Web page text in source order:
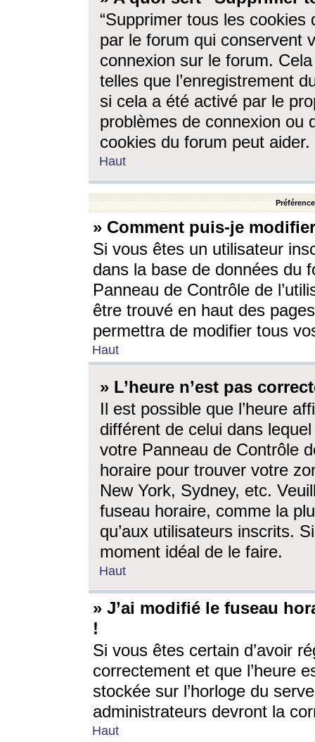
“Supprimer tous les cookies
par le forum qui conservent
connexion sur le forum.
telles que l’enregistrement
si cela a été activé par le
problèmes de connexion ou
cookies du forum peut aider.
Haut
» Comment puis-je
Si vous êtes un utilisateur
dans la base de données du
Panneau de Contrôle de
être trouvé en haut des
permettra de modifier tous
Haut
» L’heure n’est pas
Il est possible que l’heure
différent de celui dans
votre Panneau de Contrôle
horaire pour trouver votre
New York, Sydney, etc.
fuseau horaire, comme la
qu’aux utilisateurs inscrits.
moment idéal de le faire.
Haut
» J’ai modifié le fuseau
!
Si vous êtes certain d’avoir
correctement et que l’heure
stockée sur l’horloge du
administrateurs devront la
Haut